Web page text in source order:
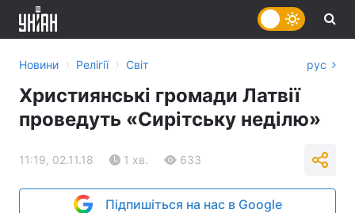
Новини › Релігії › Світ рус
Християнські громади Латвії
проведуть «Сирітську неділю»
11:19, 02.11.18 1 хв. 633
Підпишіться на нас в Google